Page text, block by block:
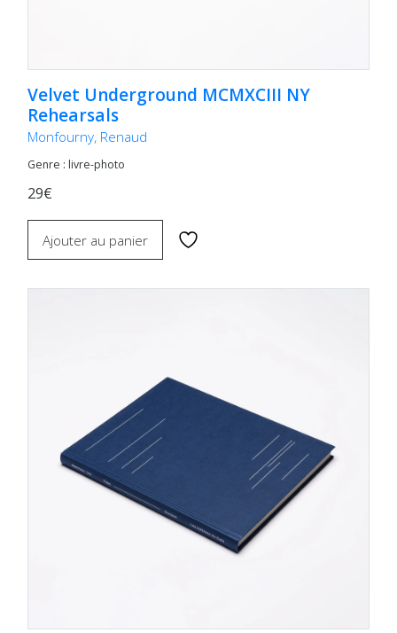
Velvet Underground MCMXCIII NY
Rehearsals
Monfourny, Renaud
Genre : livre-photo
29€
Ajouter au panier